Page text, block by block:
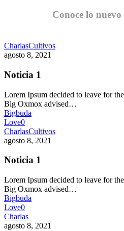
Conoce lo
CharlasCultivos
agosto 8, 2021
Noticia 1
Lorem Ipsum decided to leave for
Big Oxmox advised…
Bigbuda
Love0
CharlasCultivos
agosto 8, 2021
Noticia 1
Lorem Ipsum decided to leave for
Big Oxmox advised…
Bigbuda
Love0
Charlas
agosto 8, 2021